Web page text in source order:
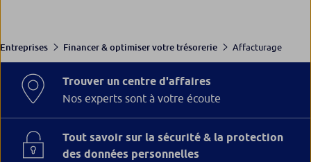
Entreprises Financer & optimiser votre trésorerie Affacturage
Trouver un centre d'affaires
Nos experts sont à votre écoute
Tout savoir sur la sécurité & la protection
des données personnelles